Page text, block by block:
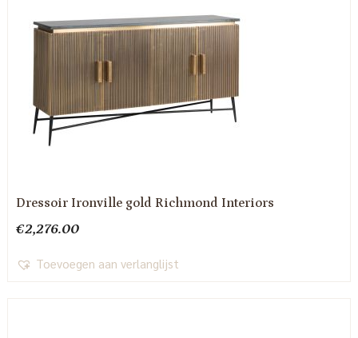
Dressoir Ironville gold Richmond Interiors
€2,276.00
Toevoegen aan verlanglijst